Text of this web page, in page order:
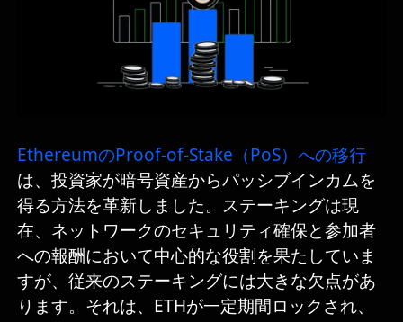
EthereumのProof-of-Stake（PoS）への移行
は、投資家が暗号資産からパッシブインカムを
得る方法を革新しました。ステーキングは現
在、ネットワークのセキュリティ確保と参加者
への報酬において中心的な役割を果たしていま
すが、従来のステーキングには大きな欠点があ
ります。それは、ETHが一定期間ロックされ、